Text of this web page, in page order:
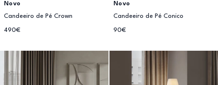
Novo
Candeeiro de Pé Crown
490€
Novo
Candeeiro de Pé Conico
90€